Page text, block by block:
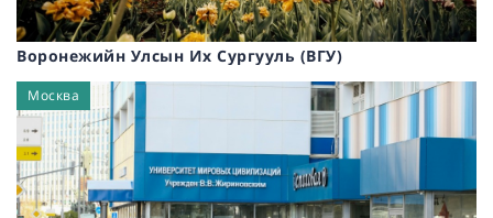
Воронежийн Улсын Их Сургууль (ВГУ)
Москва